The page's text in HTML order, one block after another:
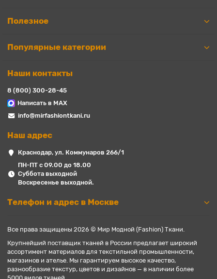
Полезное
Популярные категории
Наши контакты
8 (800) 300-28-45
Написать в MAX
info@mirfashiontkani.ru
Наш адрес
Краснодар, ул. Коммунаров 266/1
ПН-ПТ с 09.00 до 18.00
Суббота выходной
Воскресенье выходной.
Телефон и адрес в Москве
Все права защищены 2026 © Мир Модной (Fashion) Ткани.
Крупнейший поставщик тканей в России предлагает широкий
ассортимент материалов для текстильной промышленности,
магазинов и ателье. Мы гарантируем высокое качество,
разнообразие текстур, цветов и дизайнов — в наличии более